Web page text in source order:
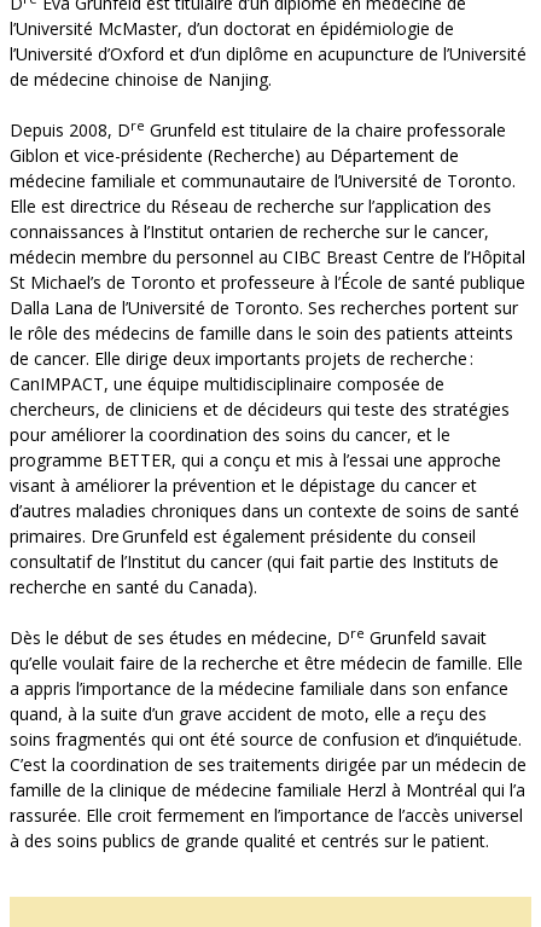
l’Université McMaster, d’un doctorat en épidémiologie de
l’Université d’Oxford et d’un diplôme en acupuncture de l’Université
de médecine chinoise de Nanjing.
Depuis 2008, Dre Grunfeld est titulaire de la chaire professorale
Giblon et vice-présidente (Recherche) au Département de
médecine familiale et communautaire de l’Université de Toronto.
Elle est directrice du Réseau de recherche sur l’application des
connaissances à l’Institut ontarien de recherche sur le cancer,
médecin membre du personnel au CIBC Breast Centre de l’Hôpital
St Michael’s de Toronto et professeure à l’École de santé publique
Dalla Lana de l’Université de Toronto. Ses recherches portent sur
le rôle des médecins de famille dans le soin des patients atteints
de cancer. Elle dirige deux importants projets de recherche :
CanIMPACT, une équipe multidisciplinaire composée de
chercheurs, de cliniciens et de décideurs qui teste des stratégies
pour améliorer la coordination des soins du cancer, et le
programme BETTER, qui a conçu et mis à l’essai une approche
visant à améliorer la prévention et le dépistage du cancer et
d’autres maladies chroniques dans un contexte de soins de santé
primaires. Dre Grunfeld est également présidente du conseil
consultatif de l’Institut du cancer (qui fait partie des Instituts de
recherche en santé du Canada).
Dès le début de ses études en médecine, Dre Grunfeld savait
qu’elle voulait faire de la recherche et être médecin de famille. Elle
a appris l’importance de la médecine familiale dans son enfance
quand, à la suite d’un grave accident de moto, elle a reçu des
soins fragmentés qui ont été source de confusion et d’inquiétude.
C’est la coordination de ses traitements dirigée par un médecin de
famille de la clinique de médecine familiale Herzl à Montréal qui l’a
rassurée. Elle croit fermement en l’importance de l’accès universel
à des soins publics de grande qualité et centrés sur le patient.